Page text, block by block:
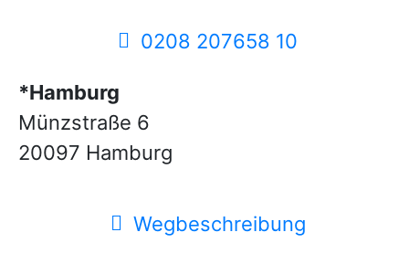
0208 207658 10
*Hamburg
Münzstraße 6
20097 Hamburg
Wegbeschreibung